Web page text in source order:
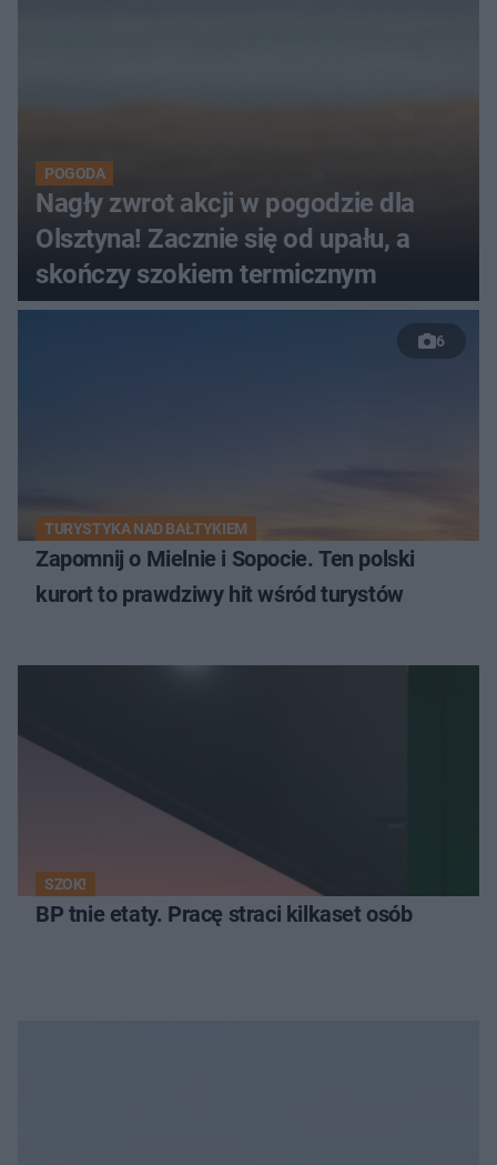
POGODA
Nagły zwrot akcji w pogodzie dla
Olsztyna! Zacznie się od upału, a
skończy szokiem termicznym
6
TURYSTYKA NAD BAŁTYKIEM
Zapomnij o Mielnie i Sopocie. Ten polski
kurort to prawdziwy hit wśród turystów
SZOK!
BP tnie etaty. Pracę straci kilkaset osób